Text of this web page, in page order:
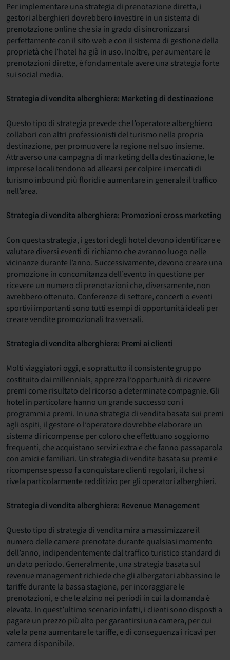
Per implementare una strategia di prenotazione diretta, i
gestori alberghieri dovrebbero investire in un sistema di
prenotazione online che sia in grado di sincronizzarsi
perfettamente con il sito web e con il sistema di gestione della
proprietà che l’hotel ha già in uso. Inoltre, per aumentare le
prenotazioni dirette, è fondamentale avere una strategia forte
sui social media.
Strategia di vendita alberghiera: Marketing di destinazione
Questo tipo di strategia prevede che l’operatore alberghiero
collabori con altri professionisti del turismo nella propria
destinazione, per promuovere la regione nel suo insieme.
Attraverso una campagna di marketing della destinazione, le
imprese locali tendono ad allearsi per colpire i mercati di
turismo inbound più floridi e aumentare in generale il traffico
nell’area.
Strategia di vendita alberghiera: Promozioni cross marketing
Con questa strategia, i gestori degli hotel devono identificare e
valutare diversi eventi di richiamo che avranno luogo nelle
vicinanze durante l’anno. Successivamente, devono creare una
promozione in concomitanza dell’evento in questione per
ricevere un numero di prenotazioni che, diversamente, non
avrebbero ottenuto. Conferenze di settore, concerti o eventi
sportivi importanti sono tutti esempi di opportunità ideali per
creare vendite promozionali trasversali.
Strategia di vendita alberghiera: Premi ai clienti
Molti viaggiatori oggi, e soprattutto il consistente gruppo
costituito dai millennials, apprezza l’opportunità di ricevere
premi come risultato del ricorso a determinate compagnie. Gli
hotel in particolare hanno un grande successo con i
programmi a premi. In una strategia di vendita basata sui premi
agli ospiti, il gestore o l’operatore dovrebbe elaborare un
sistema di ricompense per coloro che effettuano soggiorno
frequenti, che acquistano servizi extra e che fanno passaparola
con amici e familiari. Un strategia di vendite basata su premi e
ricompense spesso fa conquistare clienti regolari, il che si
rivela particolarmente redditizio per gli operatori alberghieri.
Strategia di vendita alberghiera: Revenue Management
Questo tipo di strategia di vendita mira a massimizzare il
numero delle camere prenotate durante qualsiasi momento
dell’anno, indipendentemente dal traffico turistico standard di
un dato periodo. Generalmente, una strategia basata sul
revenue management richiede che gli albergatori abbassino le
tariffe durante la bassa stagione, per incoraggiare le
prenotazioni, e che le alzino nei periodi in cui la domanda è
elevata. In quest’ultimo scenario infatti, i clienti sono disposti a
pagare un prezzo più alto per garantirsi una camera, per cui
vale la pena aumentare le tariffe, e di conseguenza i ricavi per
camera disponibile.